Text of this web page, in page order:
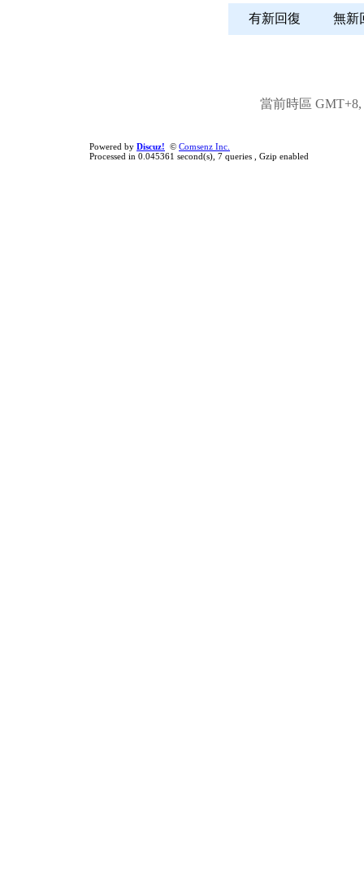
有新回復 無
當前時區 GMT+8,
Powered by Discuz! © Comsenz Inc.
Processed in 0.045361 second(s), 7 queries , Gzip enabled